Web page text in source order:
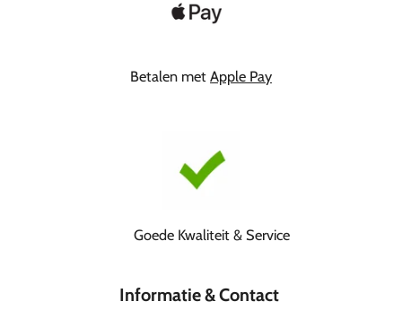
Betalen met Apple Pay
Goede Kwaliteit & Service
Informatie & Contact